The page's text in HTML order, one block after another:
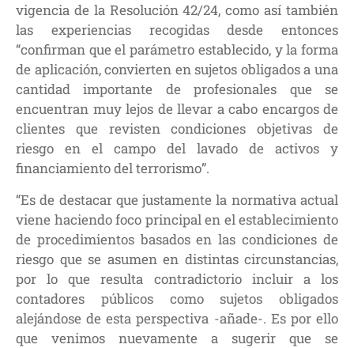
vigencia de la Resolución 42/24, como así también
las experiencias recogidas desde entonces
“confirman que el parámetro establecido, y la forma
de aplicación, convierten en sujetos obligados a una
cantidad importante de profesionales que se
encuentran muy lejos de llevar a cabo encargos de
clientes que revisten condiciones objetivas de
riesgo en el campo del lavado de activos y
financiamiento del terrorismo”.
“Es de destacar que justamente la normativa actual
viene haciendo foco principal en el establecimiento
de procedimientos basados en las condiciones de
riesgo que se asumen en distintas circunstancias,
por lo que resulta contradictorio incluir a los
contadores públicos como sujetos obligados
alejándose de esta perspectiva -añade-. Es por ello
que venimos nuevamente a sugerir que se